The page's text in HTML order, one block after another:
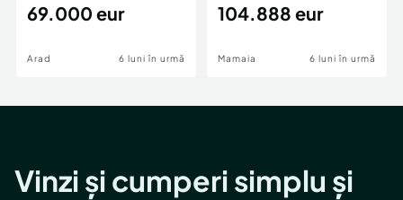
69.000 eur
Arad 6 luni în urmă
cheie,langa Mega
104.888 eur
Mamaia 6 luni în urmă
Vinzi și cumperi simplu și